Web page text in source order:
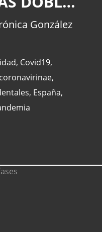
González
, Covid19,
,
, España,